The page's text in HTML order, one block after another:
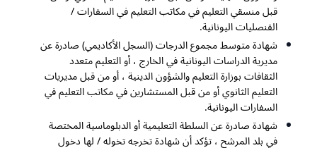
قبل منسقي التعليم في مكاتب التعليم في السفارات /
القنصليات اليونانية.
شهادة متوسط مجموع الدرجات (السجل الأكاديمي) صادرة عن
مديرية الدراسات اليونانية في الخارج ، أو التعليم متعدد
الثقافات بوزارة التعليم والشؤون الدينية ، أو من قبل مديريات
التعليم الثانوي أو من قبل المستشارين في مكاتب التعليم في
السفارات اليونانية.
شهادة صادرة عن السلطة التعليمية أو الدبلوماسية المختصة
في بلد المرشح ، تؤكد أن شهادة تخرجه تخوله / لها دخول